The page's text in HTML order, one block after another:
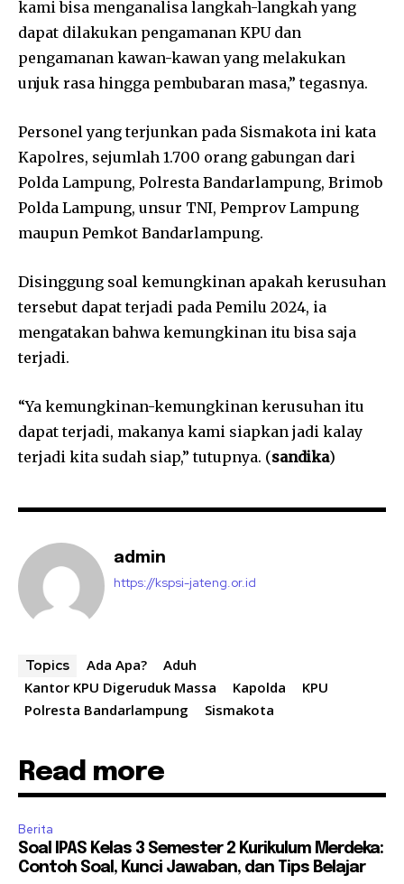
kami bisa menganalisa langkah-langkah yang
dapat dilakukan pengamanan KPU dan
pengamanan kawan-kawan yang melakukan
unjuk rasa hingga pembubaran masa,” tegasnya.
Personel yang terjunkan pada Sismakota ini kata
Kapolres, sejumlah 1.700 orang gabungan dari
Polda Lampung, Polresta Bandarlampung, Brimob
Polda Lampung, unsur TNI, Pemprov Lampung
maupun Pemkot Bandarlampung.
Disinggung soal kemungkinan apakah kerusuhan
tersebut dapat terjadi pada Pemilu 2024, ia
mengatakan bahwa kemungkinan itu bisa saja
terjadi.
“Ya kemungkinan-kemungkinan kerusuhan itu
dapat terjadi, makanya kami siapkan jadi kalay
terjadi kita sudah siap,” tutupnya. (sandika)
admin
https://kspsi-jateng.or.id
Topics Ada Apa?
Aduh
Kantor KPU Digeruduk Massa
Kapolda
KPU
Polresta Bandarlampung
Sismakota
Read more
Berita
Soal IPAS Kelas 3 Semester 2 Kurikulum Merdeka:
Contoh Soal, Kunci Jawaban, dan Tips Belajar